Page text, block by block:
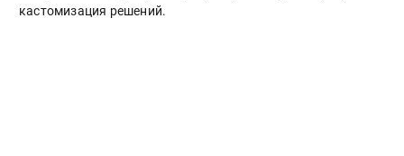
кастомизация решений.